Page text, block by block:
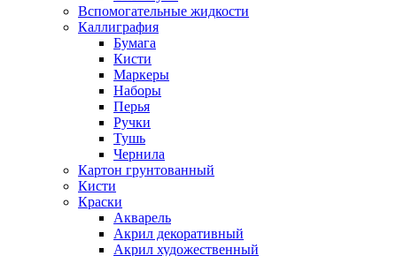
Вспомогательные жидкости
Каллиграфия
Бумага
Кисти
Маркеры
Наборы
Перья
Ручки
Тушь
Чернила
Картон грунтованный
Кисти
Краски
Акварель
Акрил декоративный
Акрил художественный